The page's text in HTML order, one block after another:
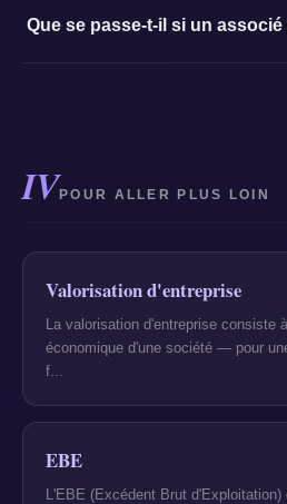
Que se passe-t-il si un
IVPOUR ALLER PLUS LOIN
Valorisation d'entreprise
La valorisation d'entreprise consiste
économique d'une société — pour
f...
EBE
L'EBE (Excédent Brut